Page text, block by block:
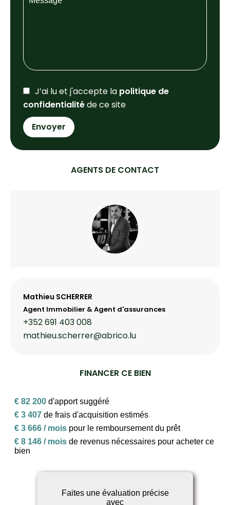
J’ai lu et j'accepte la politique de
confidentialitéde ce site
Envoyer
AGENTS DE CONTACT
Mathieu SCHERRER
Agent Immobilier & Agent d'assurances
+352 691 403 008
mathieu.scherrer@abrico.lu
FINANCER CE BIEN